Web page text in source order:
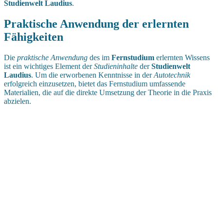
Studienwelt Laudius.
Praktische Anwendung der erlernten
Fähigkeiten
Die praktische Anwendung des im Fernstudium erlernten Wissens
ist ein wichtiges Element derStudieninhalte derStudienwelt
Laudius. Um die erworbenen Kenntnisse in derAutotechnik
erfolgreich einzusetzen, bietet das Fernstudium umfassende
Materialien, die auf die direkte Umsetzung der Theorie in die Praxis
abzielen.